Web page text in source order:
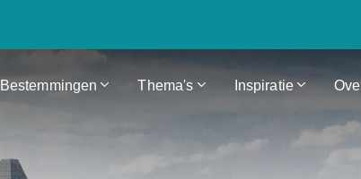
Bestemmingen Thema's Inspiratie